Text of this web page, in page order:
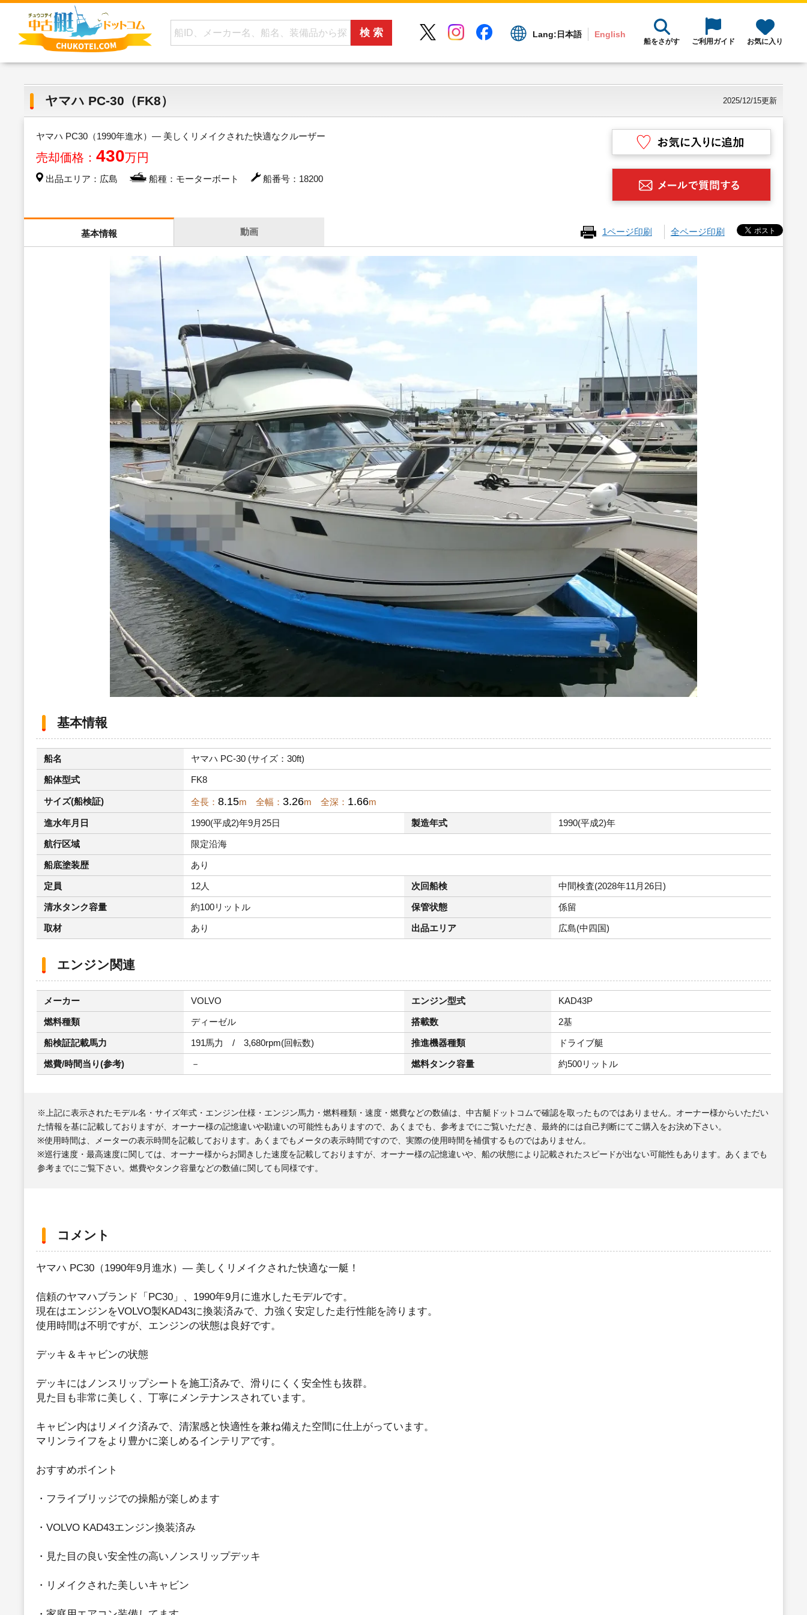
Lang: 日本語 English
船をさがす ご利用ガイド お気に入り
ヤマハ PC-30（FK8） 2025/12/15更新
ヤマハ PC30（1990年進水）— 美しくリメイクされた快適なクルーザー
売却価格：430万円
出品エリア：広島 船種：モーターボート 船番号：18200
基本情報 動画 1ページ印刷 全ページ印刷
基本情報
船名 ヤマハ PC-30 (サイズ：30ft)
船体型式 FK8
サイズ(船検証) 全長： 8.15m 全幅： 3.26m 全深： 1.66m
進水年月日 1990(平成2)年9月25日 製造年式 1990(平成2)年
航行区域 限定沿海
船底塗装歴 あり
定員 12人 次回船検 中間検査(2028年11月26日)
清水タンク容量 約100リットル 保管状態 係留
取材 あり 出品エリア 広島(中四国)
エンジン関連
メーカー VOLVO エンジン型式 KAD43P
燃料種類 ディーゼル 搭載数 2基
船検証記載馬力 191馬力 / 3,680rpm(回転数) 推進機器種類 ドライブ艇
燃費/時間当り(参考) － 燃料タンク容量 約500リットル
※上記に表示されたモデル名・サイズ年式・エンジン仕様・エンジン馬力・燃料種類・速度・燃費などの数値は、中古艇ドットコムで確認を取ったものではありません。オーナー様からいただい
た情報を基に記載しておりますが、オーナー様の記憶違いや勘違いの可能性もありますので、あくまでも、参考までにご覧いただき、最終的には自己判断にてご購入をお決め下さい。
※使用時間は、メーターの表示時間を記載しております。あくまでもメータの表示時間ですので、実際の使用時間を補償するものではありません。
※巡行速度・最高速度に関しては、オーナー様からお聞きした速度を記載しておりますが、オーナー様の記憶違いや、船の状態により記載されたスピードが出ない可能性もあります。あくまでも
参考までにご覧下さい。燃費やタンク容量などの数値に関しても同様です。
コメント
ヤマハ PC30（1990年9月進水）— 美しくリメイクされた快適な一艇！
信頼のヤマハブランド「PC30」、1990年9月に進水したモデルです。
現在はエンジンをVOLVO製KAD43に換装済みで、力強く安定した走行性能を誇ります。
使用時間は不明ですが、エンジンの状態は良好です。
デッキ＆キャビンの状態
デッキにはノンスリップシートを施工済みで、滑りにくく安全性も抜群。
見た目も非常に美しく、丁寧にメンテナンスされています。
キャビン内はリメイク済みで、清潔感と快適性を兼ね備えた空間に仕上がっています。
マリンライフをより豊かに楽しめるインテリアです。
おすすめポイント
・フライブリッジでの操船が楽しめます
・VOLVO KAD43エンジン換装済み
・見た目の良い安全性の高いノンスリップデッキ
・リメイクされた美しいキャビン